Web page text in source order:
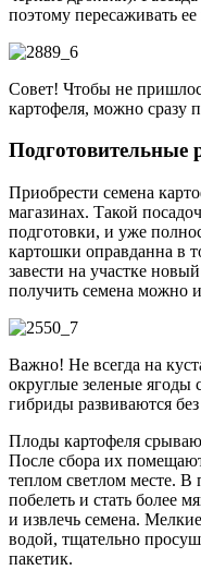
поэтому пересаживать
Совет! Чтобы не
картофеля, можно сразу
Подготовительные
Приобрести семена
магазинах. Такой
подготовки, и уже
картошки оправданна в
завести на участке
получить семена можно
Важно! Не всегда на
округлые зеленые ягоды
гибриды развиваются
Плоды картофеля
После сбора их
теплом светлом месте. В
побелеть и стать более
и извлечь семена.
водой, тщательно
пакетик.